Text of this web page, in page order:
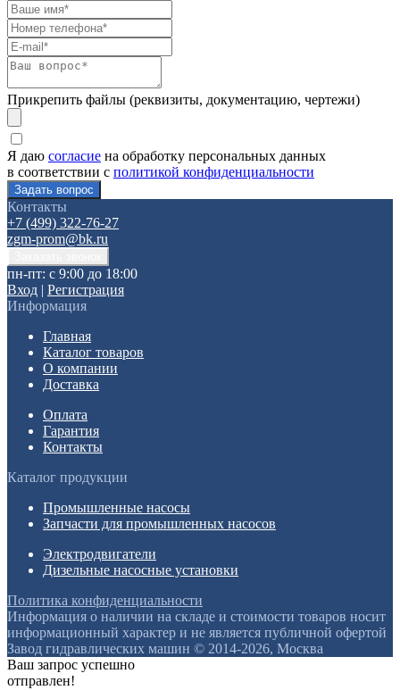
Прикрепить файлы (реквизиты, документацию, чертежи)
Я даю согласие на обработку персональных данных
в соответствии с политикой конфиденциальности
Контакты
+7 (499) 322-76-27
zgm-prom@bk.ru
пн-пт: с 9:00 до 18:00
Вход | Регистрация
Информация
Главная
Каталог товаров
О компании
Доставка
Оплата
Гарантия
Контакты
Каталог продукции
Промышленные насосы
Запчасти для промышленных насосов
Электродвигатели
Дизельные насосные установки
Политика конфиденциальности
Информация о наличии на складе и стоимости товаров носит
информационный характер и не является публичной офертой
Завод гидравлических машин © 2014-2026, Москва
Ваш запрос успешно
отправлен!